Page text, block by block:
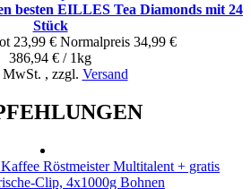
besten EILLES Tea Diamonds mit 24
Stück
23,99 € Normal­preis 34,99 €
386,94 € / 1kg
, zzgl. Versand